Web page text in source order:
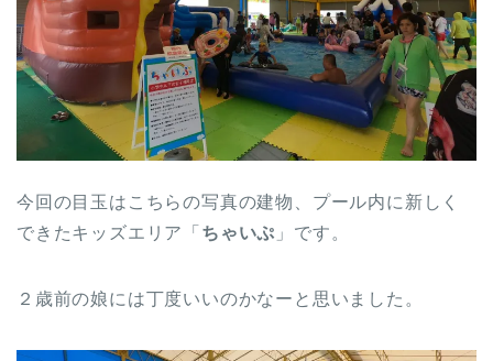
今回の目玉はこちらの写真の建物、プール内に新しく
できたキッズエリア「 ちゃいぷ 」です。
２歳前の娘には丁度いいのかなーと思いました。